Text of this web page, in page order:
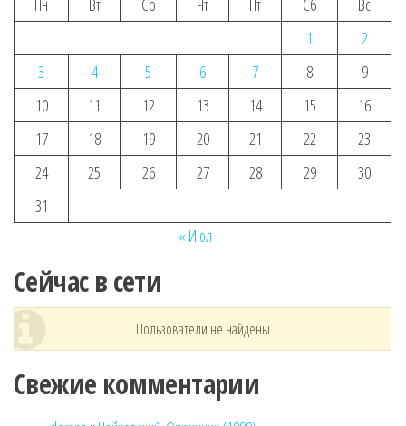
Пн
Вт Ср Чт Пт Сб
Вс
1
2
3
4 5 6 7 8
9
10
11 12 13 14 15
16
17
18 19 20 21 22
23
24
25 26 27 28 29
30
31
« Июл
Сейчас в сети
Пользователи не найдены
Свежие комментарии